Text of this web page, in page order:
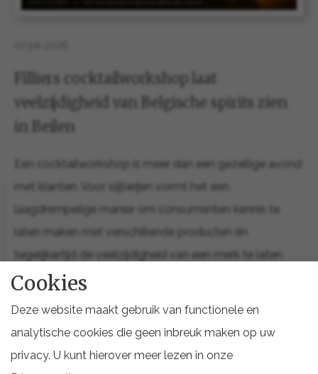
Filliers cocktailworkshop laat
veelzijdigheid van Belgische spirits zien
in Beilen
Een cocktailworkshop is meer dan een gezellige avond
met klanten. Voor slijterijen vormt het een
laagdrempelige manier om consumenten kennis te
laten maken met verschillende producten én
tegelijkertijd de veelzijdigheid van een merk te laten
ervaren. Dat bleek ook tijdens de eerste Filliers
Cookies
Deze website maakt gebruik van functionele en
analytische cookies die geen inbreuk maken op uw
privacy. U kunt hierover meer lezen in onze